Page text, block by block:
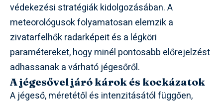
védekezési stratégiák kidolgozásában. A
meteorológusok folyamatosan elemzik a
zivatarfelhők radarképeit és a légköri
paramétereket, hogy minél pontosabb előrejelzést
adhassanak a várható jégesőről.
A jégesővel járó károk és kockázatok
A jégeső, méretétől és intenzitásától függően,